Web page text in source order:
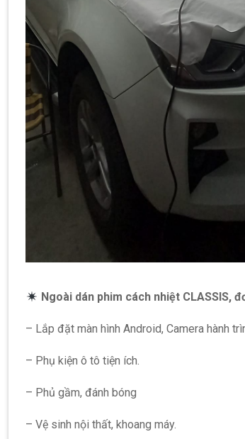
Ngoài dán phim cách nhiệt CLASSIS,
– Lắp đặt màn hình Android, Camera hành
– Phụ kiện ô tô tiện ích.
– Phủ gầm, đánh bóng
– Vệ sinh nội thất, khoang máy.